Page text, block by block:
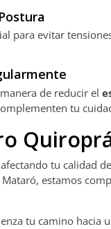
para evitar
de reducir el
tu
tu calidad
estamos
tu camino hacia